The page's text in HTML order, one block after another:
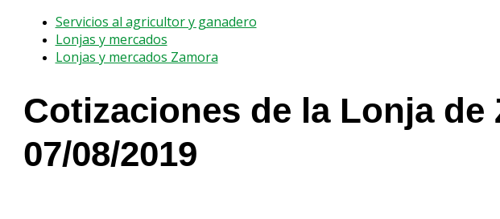
Servicios al agricultor y ganadero
Lonjas y mercados
Lonjas y mercados Zamora
Cotizaciones de la Lonja de
07/08/2019